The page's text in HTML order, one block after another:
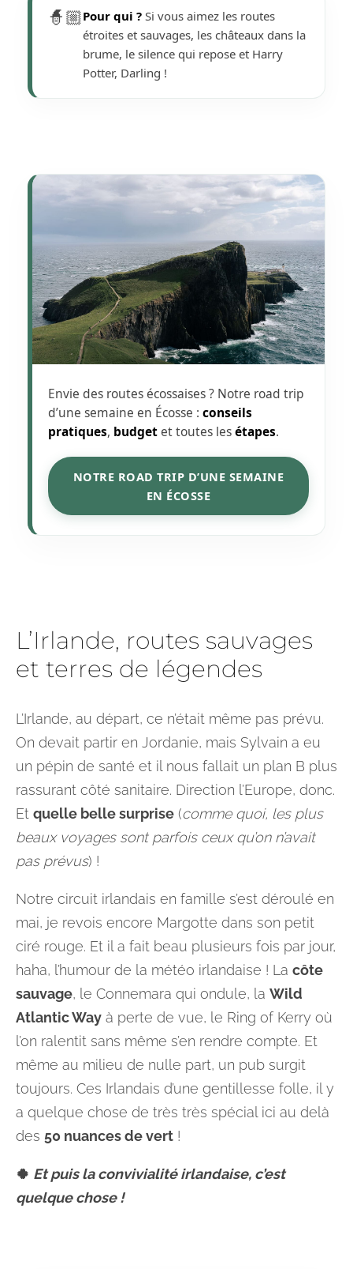
🧙🏼Pour qui ? Si vous aimez les routes
étroites et sauvages, les châteaux dans la
brume, le silence qui repose et Harry
Potter, Darling !
Envie des routes écossaises ? Notre road trip
d’une semaine en Écosse : conseils
pratiques, budget et toutes lesétapes.
NOTRE ROAD TRIP D’UNE SEMAINE
EN ÉCOSSE
L’Irlande, routes sauvages
et terres de légendes
L’Irlande, au départ, ce n’était même pas prévu.
On devait partir en Jordanie, mais Sylvain a eu
un pépin de santé et il nous fallait un plan B plus
rassurant côté sanitaire. Direction l’Europe, donc.
Et quelle belle surprise (comme quoi, les plus
beaux voyages sont parfois ceux qu’on n’avait
pas prévus) !
Notre circuit irlandais en famille s’est déroulé en
mai, je revois encore Margotte dans son petit
ciré rouge. Et il a fait beau plusieurs fois par jour,
haha, l’humour de la météo irlandaise ! La côte
sauvage, le Connemara qui ondule, la Wild
Atlantic Way à perte de vue, le Ring of Kerry où
l’on ralentit sans même s’en rendre compte. Et
même au milieu de nulle part, un pub surgit
toujours. Ces Irlandais d’une gentillesse folle, il y
a quelque chose de très très spécial ici au delà
des 50 nuances de vert !
🍀 Et puis la convivialité irlandaise, c’est
quelque chose !